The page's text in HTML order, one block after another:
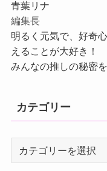
青葉リナ
編集長
明るく元気で、好奇
えることが大好き！
みんなの推しの秘密
カテゴリー